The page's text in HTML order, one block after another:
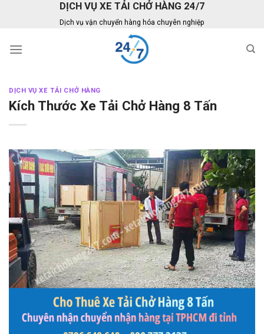
DỊCH VỤ XE TẢI CHỞ HÀNG 24/7
Dịch vụ vận chuyển hàng hóa chuyên nghiệp
DỊCH VỤ XE TẢI CHỞ HÀNG
Kích Thước Xe Tải Chở Hàng 8 Tấn